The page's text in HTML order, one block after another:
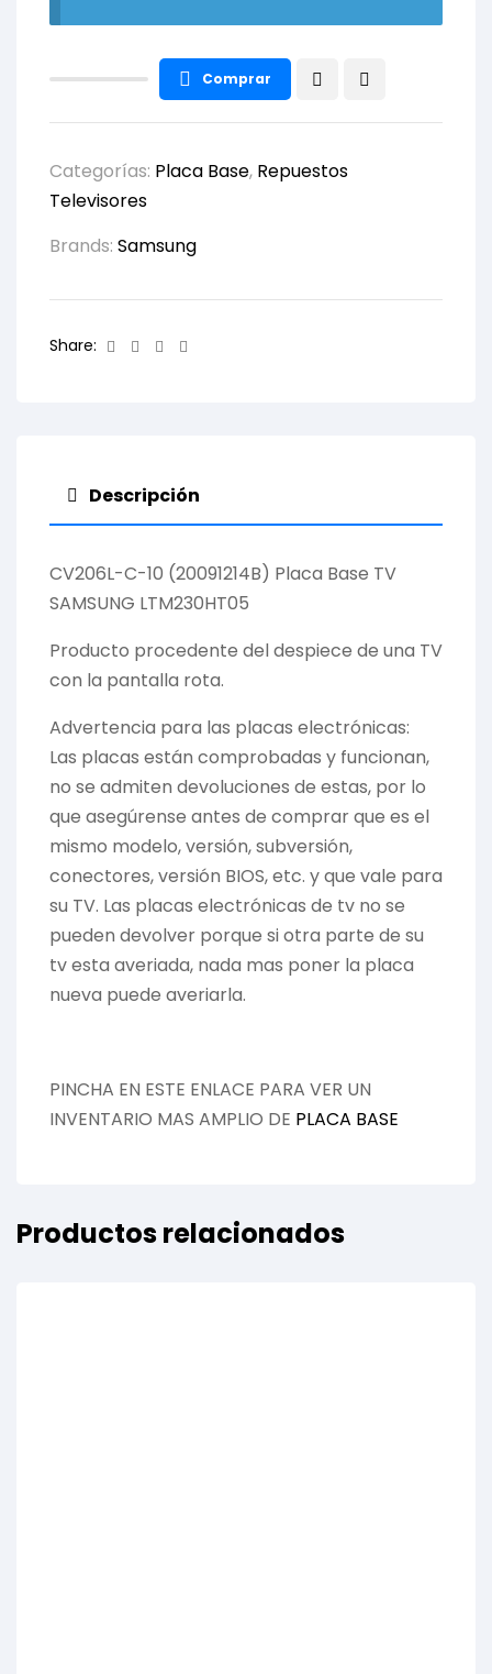
Comprar
Categorías: Placa Base, Repuestos
Televisores
Brands: Samsung
Share: Facebook
TwitterLinkedin
Descripción
CV206L-C-10 (20091214B) Placa Base TV
SAMSUNG LTM230HT05
Producto procedente del despiece de una TV
con la pantalla rota.
Advertencia para las placas electrónicas:
Las placas están comprobadas y funcionan,
no se admiten devoluciones de estas, por lo
que asegúrense antes de comprar que es el
mismo modelo, versión, subversión,
conectores, versión BIOS, etc. y que vale para
su TV. Las placas electrónicas de tv no se
pueden devolver porque si otra parte de su
tv esta averiada, nada mas poner la placa
nueva puede averiarla.
PINCHA EN ESTE ENLACE PARA VER UN
INVENTARIO MAS AMPLIO DE PLACA BASE
Productos relacionados